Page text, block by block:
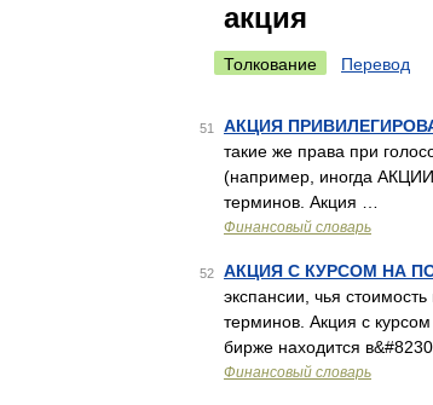
акция
Толкование Перевод
51 АКЦИЯ
такие же права при
(например, иногда
терминов. Акция …
Финансовый словарь
52 АКЦИЯ С КУРСОМ НА
экспансии, чья
терминов. Акция с
бирже находится
Финансовый словарь